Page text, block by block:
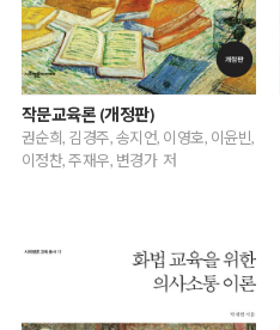
작문교육론 (개정판)
권순희, 김경주, 송지언, 이영호, 이윤빈,
이정찬, 주재우, 변경가 저